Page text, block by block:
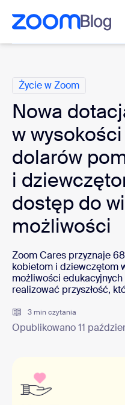
treści głównej
pomocy na czacie
Życie w Zoom
Nowa
w
dolarów
i
dostęp do
możliwości
Zoom Cares przyznaje
kobietom i dziewczętom
możliwości
realizować przyszłość,
3 min czytania
Opublikowano 11